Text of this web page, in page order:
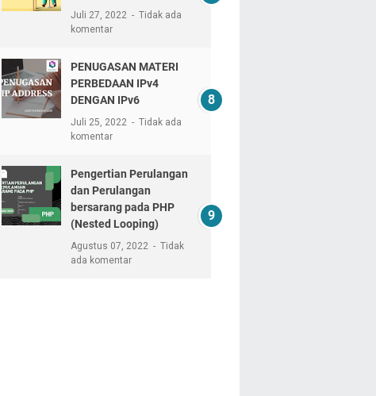
Juli 27, 2022
Tidak ada
komentar
PENUGASAN MATERI
PERBEDAAN IPv4
DENGAN IPv6
Juli 25, 2022
Tidak ada
komentar
Pengertian Perulangan
dan Perulangan
bersarang pada PHP
(Nested Looping)
Agustus 07, 2022
Tidak
ada komentar